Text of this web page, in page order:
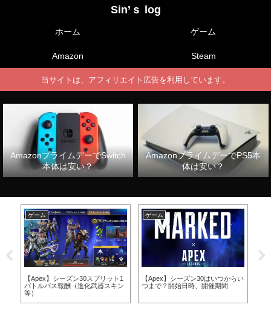
Sin’ｓ log
ホーム ゲーム
Amazon Steam
当サイトは、アフィリエイト広告を利用しています。
AmazonプライムデーでSwitch
本体は安い？
AmazonプライムデーでPS5本
体は安い？
ゲーム
【Apex】シーズン30スプリット1
バトルパス報酬（進化武器スキン
等）
ゲーム
【Apex】シーズン30はいつからい
つまで？開始日時、開催期間